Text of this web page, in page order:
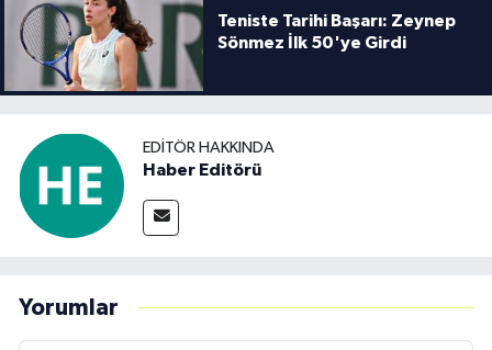
Teniste Tarihi Başarı: Zeynep
Sönmez İlk 50'ye Girdi
EDITÖR HAKKINDA
Haber Editörü
Yorumlar